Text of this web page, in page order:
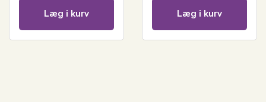
Læg i kurv Læg i kurv